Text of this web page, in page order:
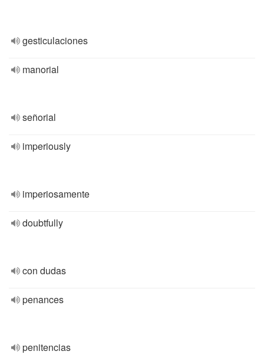
gesticulaciones
manorial
señorial
imperiously
imperiosamente
doubtfully
con dudas
penances
penitencias